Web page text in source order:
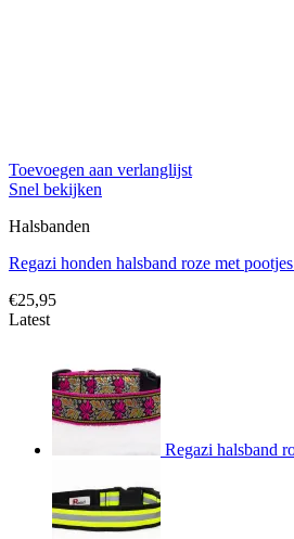
Toevoegen aan verlanglijst
Snel bekijken
Halsbanden
Regazi honden halsband roze met
€25,95
Latest
Regazi halsband